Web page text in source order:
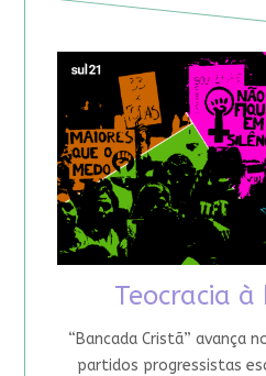
Teocracia
“Bancada Cristã” avança
partidos progressistas